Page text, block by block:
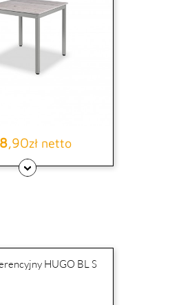
,90zł netto
HUGO BL S